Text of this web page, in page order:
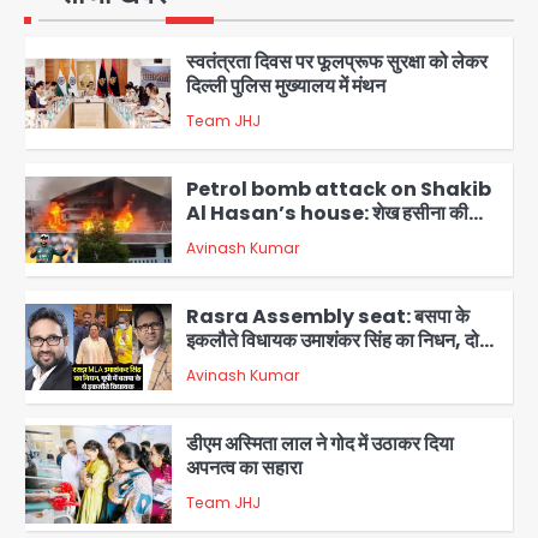
1
2
स्वतंत्रता दिवस पर फूलप्रूफ सुरक्षा को लेकर
दिल्ली पुलिस मुख्यालय में मंथन
Team JHJ
3
Petrol bomb attack on Shakib
Al Hasan’s house: शेख हसीना की
वर्चुअल प्रेस कॉन्फ्रेंस में जुड़ने पर भड़का
गुस्सा, शाकिब अल हसन के मगुरा स्थित घर पर
पेट्रोल बम से हमला
Avinash Kumar
4
Rasra Assembly seat: बसपा के
इकलौते विधायक उमाशंकर सिंह का निधन, दो
साल से कैंसर से जूझ रहे थे
Avinash Kumar
5
डीएम अस्मिता लाल ने गोद में उठाकर दिया
अपनत्व का सहारा
Team JHJ